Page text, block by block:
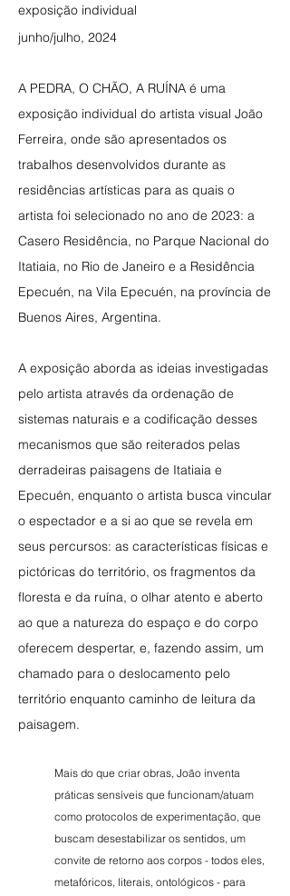
exposição individual
junho/julho, 2024
A PEDRA, O CHÃO, A RUÍNA é uma
exposição individual do artista visual João
Ferreira, onde são apresentados os
trabalhos desenvolvidos durante as
residências artísticas para as quais o
artista foi selecionado no ano de 2023: a
Casero Residência, no Parque Nacional do
Itatiaia, no Rio de Janeiro e a Residência
Epecuén, na Vila Epecuén, na província de
Buenos Aires, Argentina.
A exposição aborda as ideias investigadas
pelo artista através da ordenação de
sistemas naturais e a codificação desses
mecanismos que são reiterados pelas
derradeiras paisagens de Itatiaia e
Epecuén, enquanto o artista busca vincular
o espectador e a si ao que se revela em
seus percursos: as características físicas e
pictóricas do território, os fragmentos da
floresta e da ruína, o olhar atento e aberto
ao que a natureza do espaço e do corpo
oferecem despertar, e, fazendo assim, um
chamado para o deslocamento pelo
território enquanto caminho de leitura da
paisagem.
Mais do que criar obras, João inventa
práticas sensíveis que funcionam/atuam
como protocolos de experimentação, que
buscam desestabilizar os sentidos, um
convite de retorno aos corpos - todos eles,
metafóricos, literais, ontológicos - para